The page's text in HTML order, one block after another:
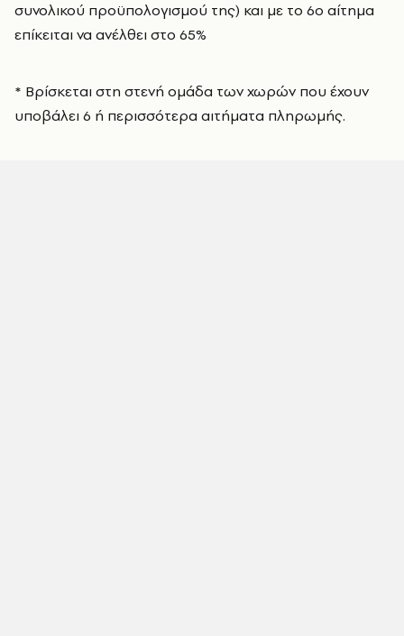
συνολικού προϋπολογισμού της) και με το 6ο αίτημα
επίκειται να ανέλθει στο 65%
* Βρίσκεται στη στενή ομάδα των χωρών που έχουν
υποβάλει 6 ή περισσότερα αιτήματα πληρωμής.